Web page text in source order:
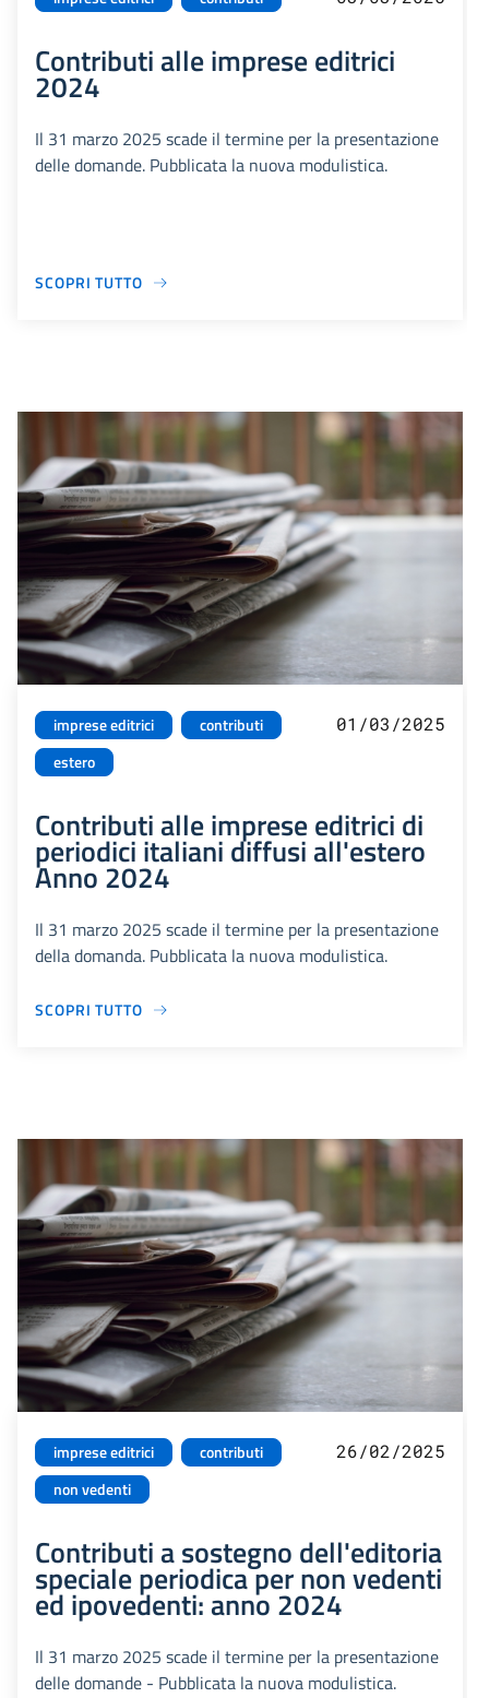
Contributi alle imprese editrici
2024
Il 31 marzo 2025 scade il termine per la presentazione
delle domande. Pubblicata la nuova modulistica.
SCOPRI TUTTO
imprese editrici
contributi
estero
01/03/2025
Contributi alle imprese editrici di
periodici italiani diffusi all'estero
Anno 2024
Il 31 marzo 2025 scade il termine per la presentazione
della domanda. Pubblicata la nuova modulistica.
SCOPRI TUTTO
imprese editrici
contributi
non vedenti
26/02/2025
Contributi a sostegno dell'editoria
speciale periodica per non vedenti
ed ipovedenti: anno 2024
Il 31 marzo 2025 scade il termine per la presentazione
delle domande - Pubblicata la nuova modulistica.